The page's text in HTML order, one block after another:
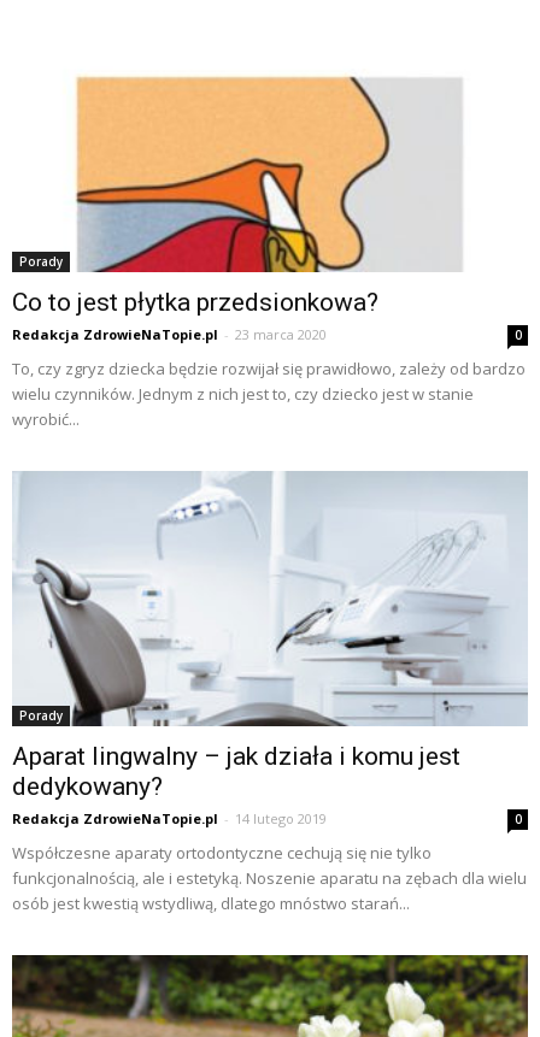
Porady
Co to jest płytka przedsionkowa?
Redakcja ZdrowieNaTopie.pl - 23 marca 2020 0
To, czy zgryz dziecka będzie rozwijał się prawidłowo, zależy od bardzo
wielu czynników. Jednym z nich jest to, czy dziecko jest w stanie
wyrobić...
Porady
Aparat lingwalny – jak działa i komu jest
dedykowany?
Redakcja ZdrowieNaTopie.pl - 14 lutego 2019 0
Współczesne aparaty ortodontyczne cechują się nie tylko
funkcjonalnością, ale i estetyką. Noszenie aparatu na zębach dla wielu
osób jest kwestią wstydliwą, dlatego mnóstwo starań...